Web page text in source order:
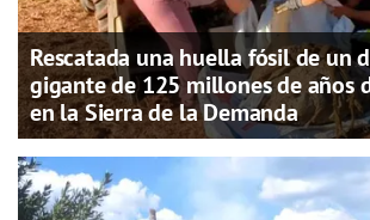
Rescatada una huella fósil de un
gigante de 125 millones de años
en la Sierra de la Demanda